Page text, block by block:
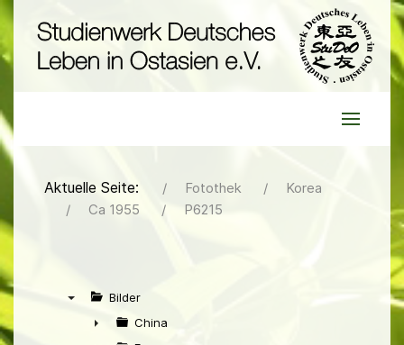
Aktuelle Seite: Fotothek
Korea
Ca 1955
P6215
Bilder
China